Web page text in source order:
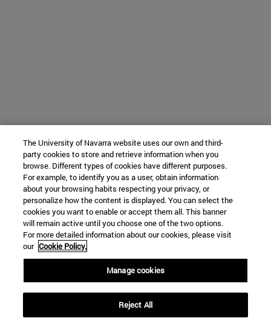
The University of Navarra website uses our own and third-
party cookies to store and retrieve information when you
browse. Different types of cookies have different purposes.
For example, to identify you as a user, obtain information
about your browsing habits respecting your privacy, or
personalize how the content is displayed. You can select the
cookies you want to enable or accept them all. This banner
will remain active until you choose one of the two options.
For more detailed information about our cookies, please visit
our Cookie Policy.
Manage cookies
Reject All